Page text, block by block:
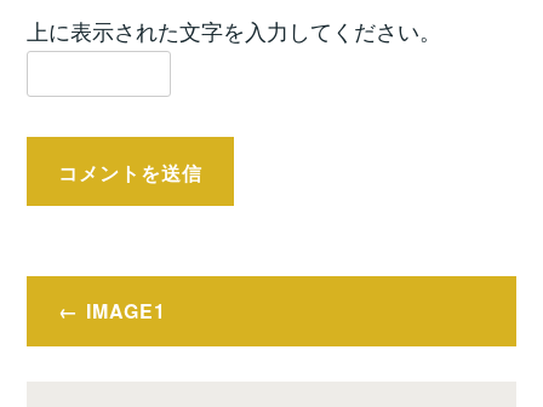
上に表示された文字を入力してください。
投
稿
IMAGE1